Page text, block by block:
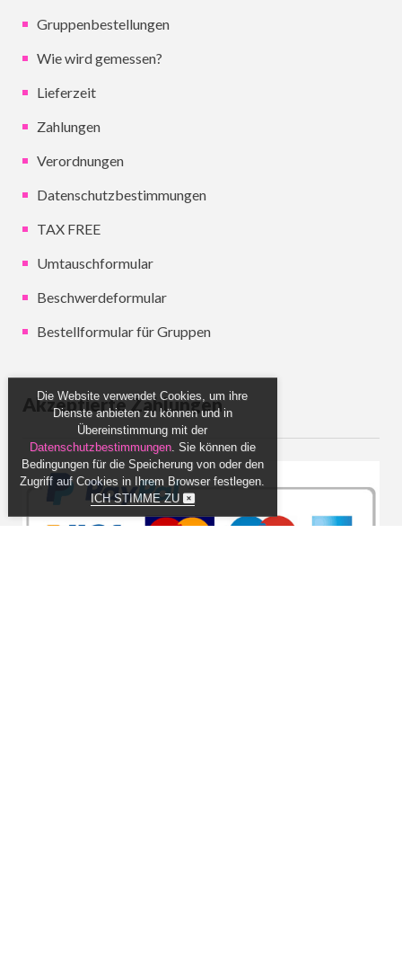
Gruppenbestellungen
Wie wird gemessen?
Lieferzeit
Zahlungen
Verordnungen
Datenschutzbestimmungen
TAX FREE
Umtauschformular
Beschwerdeformular
Bestellformular für Gruppen
Akzeptierte Zahlungen
Die Website verwendet Cookies, um ihre
Dienste anbieten zu können und in
Übereinstimmung mit der
Datenschutzbestimmungen. Sie können die
Bedingungen für die Speicherung von oder den
Zugriff auf Cookies in Ihrem Browser festlegen.
ICH STIMME ZU